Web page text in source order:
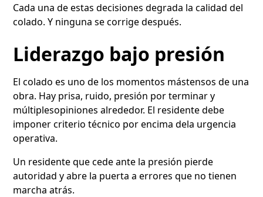
Cada una de estas decisiones degrada la calidad del
colado. Y ninguna se corrige después.
Liderazgo bajo presión
El colado es uno de los momentos mástensos de una
obra. Hay prisa, ruido, presión por terminar y
múltiplesopiniones alrededor. El residente debe
imponer criterio técnico por encima dela urgencia
operativa.
Un residente que cede ante la presión pierde
autoridad y abre la puerta a errores que no tienen
marcha atrás.